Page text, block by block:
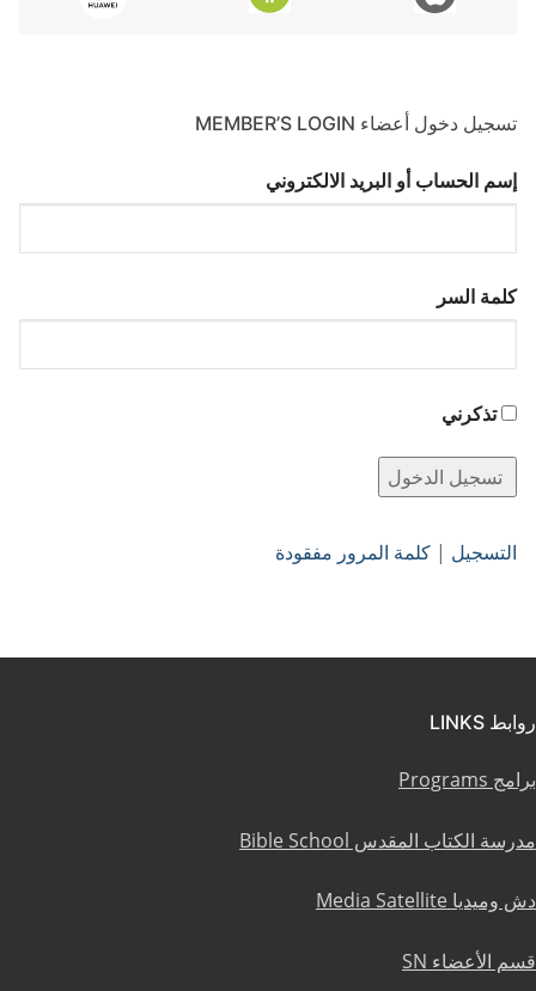
تسجيل دخول أعضاء MEMBER’S LOGIN
إسم الحساب أو البريد الالكتروني
كلمة السر
تذكرني
التسجيل | كلمة المرور مفقودة
روابط LINKS
برامج Programs
مدرسة الكتاب المقدس Bible School
دش وميديا Media Satellite
قسم الأعضاء SN